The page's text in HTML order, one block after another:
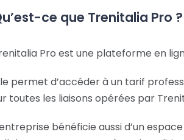
ce que Trenitalia Pro ?
Pro est une plateforme en
permet d’accéder à un tarif
toutes les liaisons opérées par
bénéficie aussi d’un